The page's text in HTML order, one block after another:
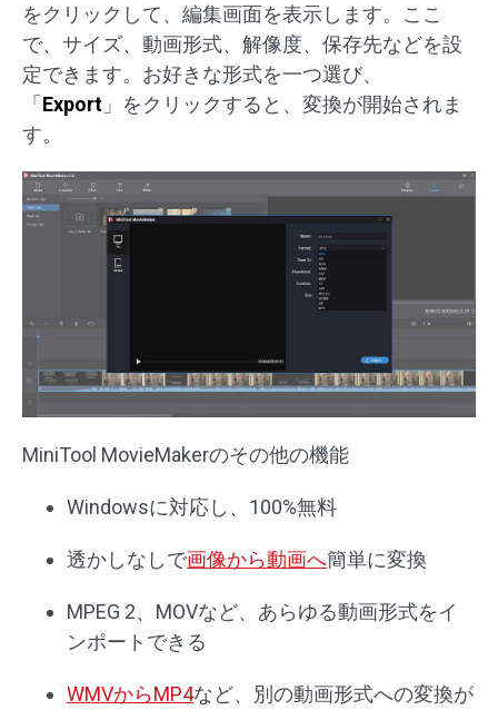
をクリックして、編集画面を表示します。ここ
で、サイズ、動画形式、解像度、保存先などを設
定できます。お好きな形式を一つ選び、
「Export 」をクリックすると、変換が開始されま
す。
MiniTool MovieMakerのその他の機能
Windowsに対応し、100%無料
透かしなしで画像から動画へ簡単に変換
MPEG 2、MOVなど、あらゆる動画形式をイ
ンポートできる
WMVからMP4など、別の動画形式への変換が